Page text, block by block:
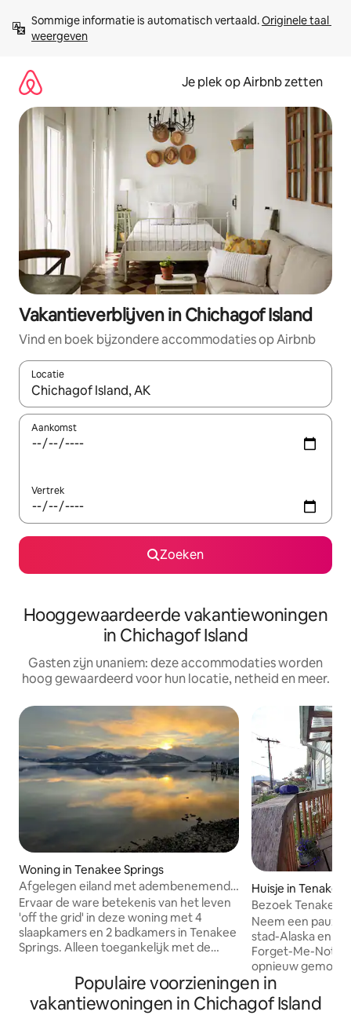
direct
naar
Sommige informatie is automatisch vertaald. Originele taal
weergeven
Je plek op Airbnb zetten
Vakantieverblijven in Chichagof Island
Vind en boek bijzondere accommodaties op Airbnb
Locatie
Wanneer er resultaten beschikbaar zijn, maak je een keuze
Aankomst
Vertrek
Zoeken
Hooggewaardeerde vakantiewoningen
in Chichagof Island
Gasten zijn unaniem: deze accommodaties worden
hoog gewaardeerd voor hun locatie, netheid en meer.
Woning in Tenakee Springs
Afgelegen eiland met adembenemend
uitzicht
Ervaar de ware betekenis van het leven
'off the grid' in deze woning met 4
slaapkamers en 2 badkamers in Tenakee
Springs. Alleen toegankelijk met de
het afgelegen eiland zijn gasten met
een bloeiend natuurlijk landschap en
een overvloed aan wilde dieren,
Huisje in Tenakee
Bezoek Tenakee
noorden van
Neem een pauze
stad-Alaska en
Forget-Me-Not
opnieuw
bedden: geschikt
personen. De
een koelkast/
Populaire voorzieningen in
vakantiewoningen in Chichagof Island